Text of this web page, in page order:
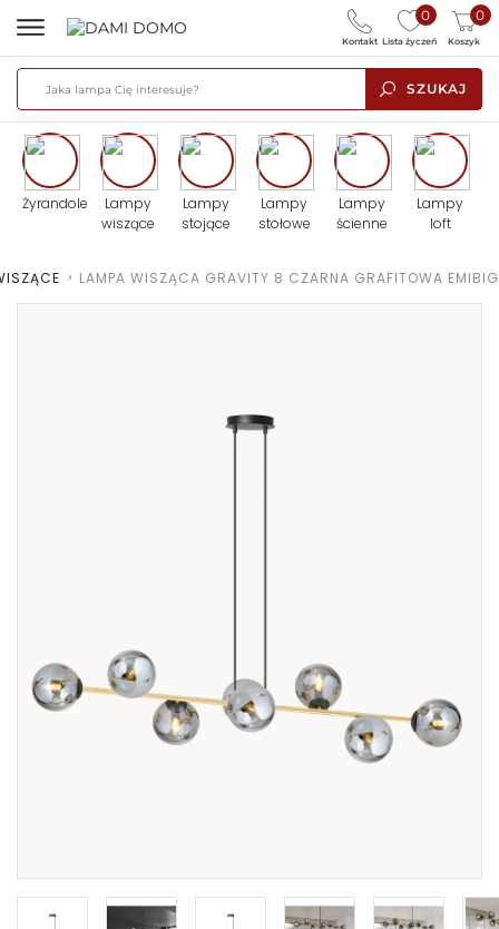
SZUKAJ
0
Lista życzeń
0
Koszyk
Kontakt
Żyrandole
Lampy
wiszące
Lampy
stojące
Lampy
stołowe
Lampy
ścienne
Lampy
loft
> LAMPA WISZĄCA GRAVITY 8 CZARNA GRAFITOWA EMIBIG